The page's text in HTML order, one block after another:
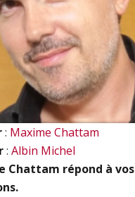
: Maxime Chattam
: Albin Michel
Chattam répond à vos